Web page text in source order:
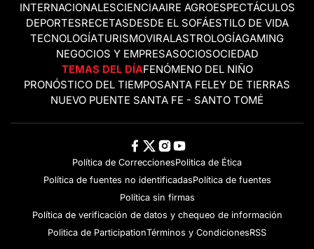
INTERNACIONALESCIENCIAAIRE AGROESPECTÁCULOS
DEPORTESRECETASDESDE EL SOFÁESTILO DE VIDA
TECNOLOGÍATURISMOVIRALASTROLOGÍAGAMING
NEGOCIOS Y EMPRESASOCIOSOCIEDAD
TEMAS DEL DÍAFENÓMENO DEL NIÑO
PRONÓSTICO DEL TIEMPOSANTA FELEY DE TIERRAS
NUEVO PUENTE SANTA FE - SANTO TOMÉ
Política de CorreccionesPolitica de Ética
Política de fuentes no identificadasPolítica de fuentes
Política sin firmas
Política de verificación de datos y chequeo de información
Politica de ParticipationTérminos y CondicionesRSS